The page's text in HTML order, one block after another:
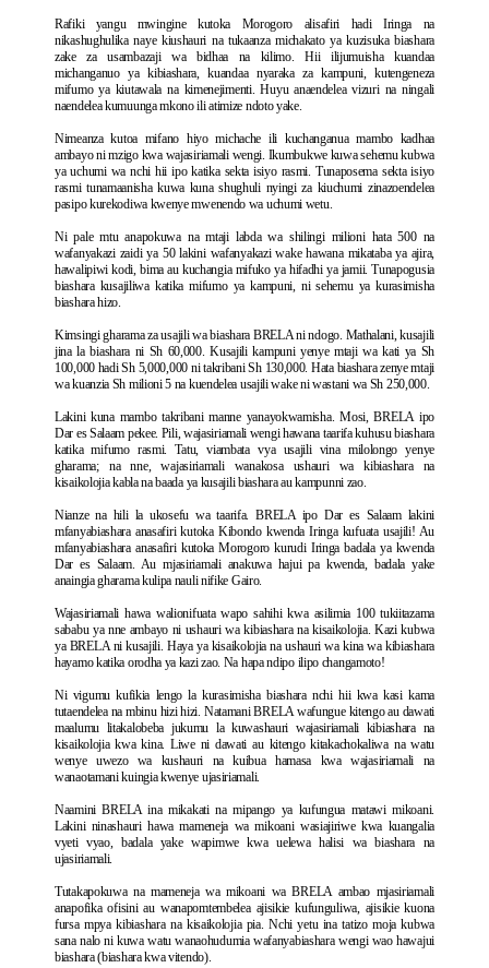
Rafiki yangu mwingine kutoka Morogoro alisafiri hadi Iringa na
nikashughulika naye kiushauri na tukaanza michakato ya kuzisuka biashara
zake za usambazaji wa bidhaa na kilimo. Hii ilijumuisha kuandaa
michanganuo ya kibiashara, kuandaa nyaraka za kampuni, kutengeneza
mifumo ya kiutawala na kimenejimenti. Huyu anaendelea vizuri na ningali
naendelea kumuunga mkono ili atimize ndoto yake.
Nimeanza kutoa mifano hiyo michache ili kuchanganua mambo kadhaa
ambayo ni mzigo kwa wajasiriamali wengi. Ikumbukwe kuwa sehemu kubwa
ya uchumi wa nchi hii ipo katika sekta isiyo rasmi. Tunaposema sekta isiyo
rasmi tunamaanisha kuwa kuna shughuli nyingi za kiuchumi zinazoendelea
pasipo kurekodiwa kwenye mwenendo wa uchumi wetu.
Ni pale mtu anapokuwa na mtaji labda wa shilingi milioni hata 500 na
wafanyakazi zaidi ya 50 lakini wafanyakazi wake hawana mikataba ya ajira,
hawalipiwi kodi, bima au kuchangia mifuko ya hifadhi ya jamii. Tunapogusia
biashara kusajiliwa katika mifumo ya kampuni, ni sehemu ya kurasimisha
biashara hizo.
Kimsingi gharama za usajili wa biashara BRELA ni ndogo. Mathalani, kusajili
jina la biashara ni Sh 60,000. Kusajili kampuni yenye mtaji wa kati ya Sh
100,000 hadi Sh 5,000,000 ni takribani Sh 130,000. Hata biashara zenye mtaji
wa kuanzia Sh milioni 5 na kuendelea usajili wake ni wastani wa Sh 250,000.
Lakini kuna mambo takribani manne yanayokwamisha. Mosi, BRELA ipo
Dar es Salaam pekee. Pili, wajasiriamali wengi hawana taarifa kuhusu biashara
katika mifumo rasmi. Tatu, viambata vya usajili vina milolongo yenye
gharama; na nne, wajasiriamali wanakosa ushauri wa kibiashara na
kisaikolojia kabla na baada ya kusajili biashara au kampunni zao.
Nianze na hili la ukosefu wa taarifa. BRELA ipo Dar es Salaam lakini
mfanyabiashara anasafiri kutoka Kibondo kwenda Iringa kufuata usajili! Au
mfanyabiashara anasafiri kutoka Morogoro kurudi Iringa badala ya kwenda
Dar es Salaam. Au mjasiriamali anakuwa hajui pa kwenda, badala yake
anaingia gharama kulipa nauli nifike Gairo.
Wajasiriamali hawa walionifuata wapo sahihi kwa asilimia 100 tukiitazama
sababu ya nne ambayo ni ushauri wa kibiashara na kisaikolojia. Kazi kubwa
ya BRELA ni kusajili. Haya ya kisaikolojia na ushauri wa kina wa kibiashara
hayamo katika orodha ya kazi zao. Na hapa ndipo ilipo changamoto!
Ni vigumu kufikia lengo la kurasimisha biashara nchi hii kwa kasi kama
tutaendelea na mbinu hizi hizi. Natamani BRELA wafungue kitengo au dawati
maalumu litakalobeba jukumu la kuwashauri wajasiriamali kibiashara na
kisaikolojia kwa kina. Liwe ni dawati au kitengo kitakachokaliwa na watu
wenye uwezo wa kushauri na kuibua hamasa kwa wajasiriamali na
wanaotamani kuingia kwenye ujasiriamali.
Naamini BRELA ina mikakati na mipango ya kufungua matawi mikoani.
Lakini ninashauri hawa mameneja wa mikoani wasiajiriwe kwa kuangalia
vyeti vyao, badala yake wapimwe kwa uelewa halisi wa biashara na
ujasiriamali.
Tutakapokuwa na mameneja wa mikoani wa BRELA ambao mjasiriamali
anapofika ofisini au wanapomtembelea ajisikie kufunguliwa, ajisikie kuona
fursa mpya kibiashara na kisaikolojia pia. Nchi yetu ina tatizo moja kubwa
sana nalo ni kuwa watu wanaohudumia wafanyabiashara wengi wao hawajui
biashara (biashara kwa vitendo).